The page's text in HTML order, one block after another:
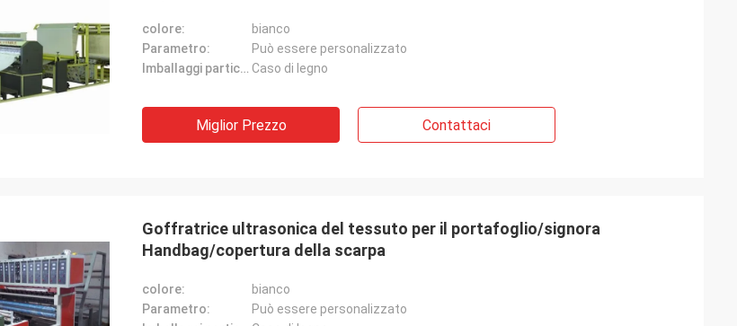
colore:
bianco
Parametro:
Può essere personalizzato
Imballaggi particolari: Caso di legno
Miglior Prezzo Contattaci
Goffratrice ultrasonica del tessuto per il portafoglio/signora
Handbag/copertura della scarpa
colore:
bianco
Parametro:
Può essere personalizzato